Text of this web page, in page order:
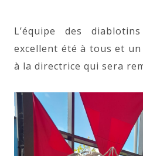
L’équipe des
excellent été à tous et
à la directrice qui sera